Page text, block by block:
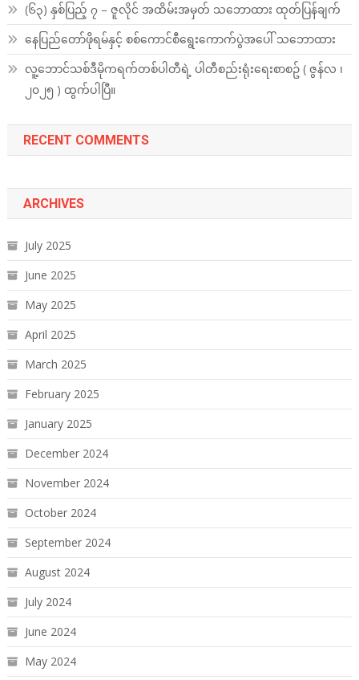
(၆၃) နှစ်ပြည့် ၇ – ဇူလိုင် အထိမ်းအမှတ် သဘောထား ထုတ်ပြန်ချက်
နေပြည်တော်ဖိုရမ်နှင့် စစ်ကောင်စီရွေးကောက်ပွဲအပေါ် သဘောထား
လူ့ဘောင်သစ်ဒီမိုကရက်တစ်ပါတီရဲ့ ပါတီစည်းရုံးရေးစာစဥ် ( ဇွန်လ ၊
၂၀၂၅ ) ထွက်ပါပြီ။
RECENT COMMENTS
ARCHIVES
July 2025
June 2025
May 2025
April 2025
March 2025
February 2025
January 2025
December 2024
November 2024
October 2024
September 2024
August 2024
July 2024
June 2024
May 2024